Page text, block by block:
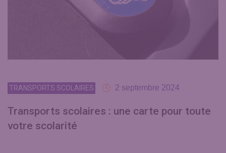
TRANSPORTS SCOLAIRES 2 septembre 2024
Transports scolaires : une carte pour toute
votre scolarité